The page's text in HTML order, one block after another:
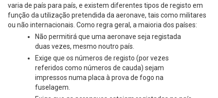
varia de país para país, e existem diferentes tipos de registo em
função da utilização pretendida da aeronave, tais como militares
ou não internacionais. Como regra geral, a maioria dos países:
Não permitirá que uma aeronave seja registada
duas vezes, mesmo noutro país.
Exige que os números de registo (por vezes
referidos como números de cauda) sejam
impressos numa placa à prova de fogo na
fuselagem.